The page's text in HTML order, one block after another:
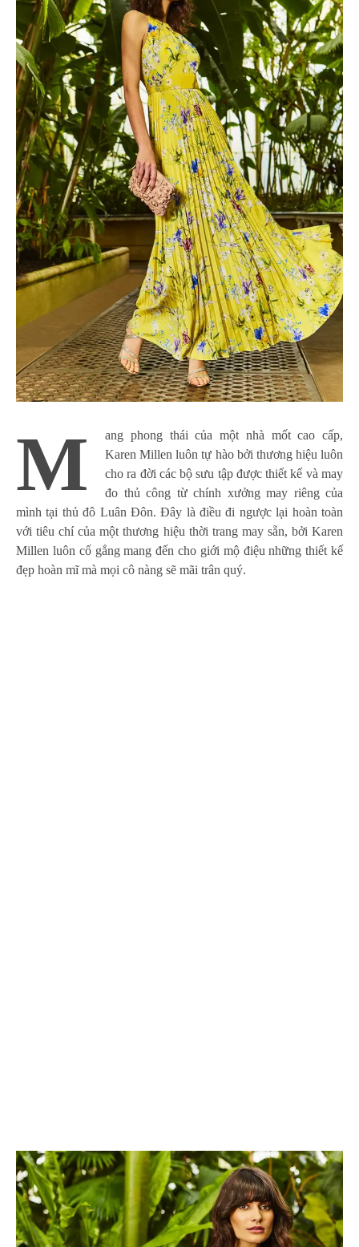
M
ang phong thái của một nhà mốt cao cấp,
Karen Millen luôn tự hào bởi thương hiệu luôn
cho ra đời các bộ sưu tập được thiết kế và may
đo thủ công từ chính xưởng may riêng của
mình tại thủ đô Luân Đôn. Đây là điều đi ngược lại hoàn toàn
với tiêu chí của một thương hiệu thời trang may sẵn, bởi Karen
Millen luôn cố gắng mang đến cho giới mộ điệu những thiết kế
đẹp hoàn mĩ mà mọi cô nàng sẽ mãi trân quý.